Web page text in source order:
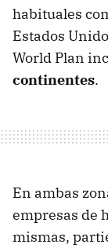
habituales
Estados
World Plan
continentes.
En ambas
empresas de
mismas,